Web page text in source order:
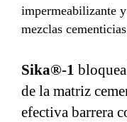
impermeabilizante
mezclas
Sika®-1
de la matriz
efectiva barrera